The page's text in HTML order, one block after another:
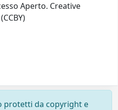
Aperto. Creative
protetti da copyright e